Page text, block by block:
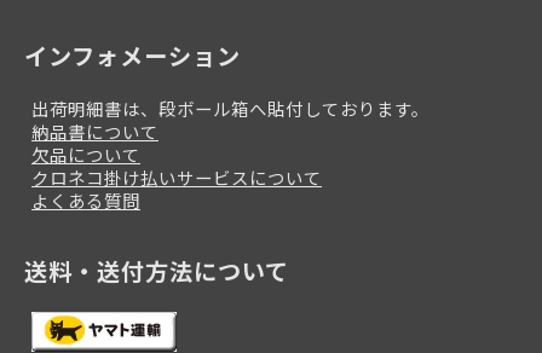
インフォメーション
出荷明細書は、段ボール箱へ貼付しております。
納品書について
欠品について
クロネコ掛け払いサービスについて
よくある質問
送料・送付方法について